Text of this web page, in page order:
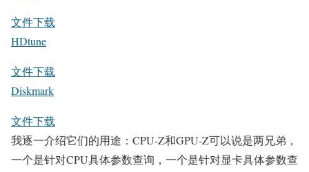
文件下载
HDtune
文件下载
Diskmark
文件下载
我逐一介绍它们的用途：CPU-Z和GPU-Z可以说是两兄弟，
一个是针对CPU具体参数查询，一个是针对显卡具体参数查